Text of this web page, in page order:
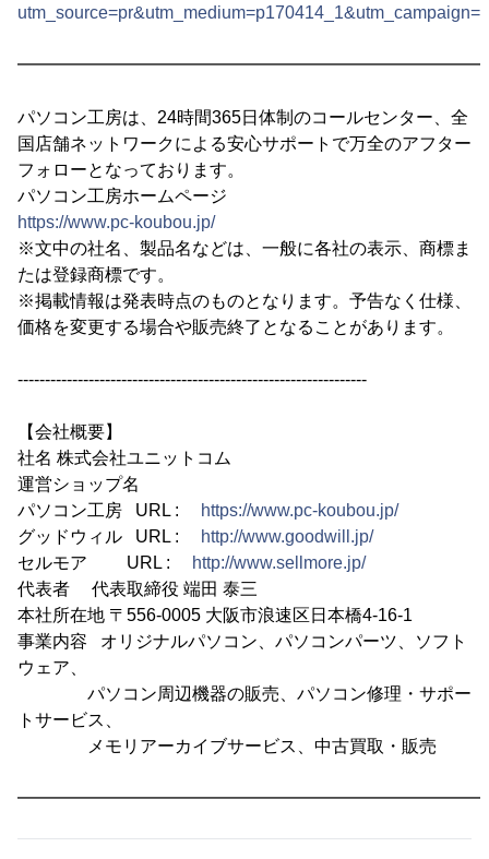
パソコン工房は、24時間365日体制のコールセンター、全
国店舗ネットワークによる安心サポートで万全のアフター
フォローとなっております。
パソコン工房ホームページ
https://www.pc-koubou.jp/
※文中の社名、製品名などは、一般に各社の表示、商標ま
たは登録商標です。
※掲載情報は発表時点のものとなります。予告なく仕様、
価格を変更する場合や販売終了となることがあります。
----------------------------------------------------------------
【会社概要】
社名 株式会社ユニットコム
運営ショップ名
パソコン工房 URL :
https://www.pc-koubou.jp/
グッドウィル URL :
http://www.goodwill.jp/
セルモア URL :
http://www.sellmore.jp/
代表者 代表取締役 端田 泰三
本社所在地 〒556-0005 大阪市浪速区日本橋4-16-1
事業内容 オリジナルパソコン、パソコンパーツ、ソフト
ウェア、
パソコン周辺機器の販売、パソコン修理・サポー
トサービス、
メモリアーカイブサービス、中古買取・販売